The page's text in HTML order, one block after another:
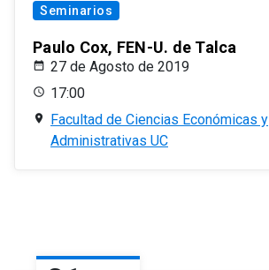
Seminarios
Paulo Cox, FEN-U. de Talca
27 de Agosto de 2019
17:00
Facultad de Ciencias Económicas y
Administrativas UC